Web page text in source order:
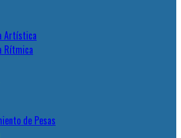
Artística
Rítmica
de Pesas